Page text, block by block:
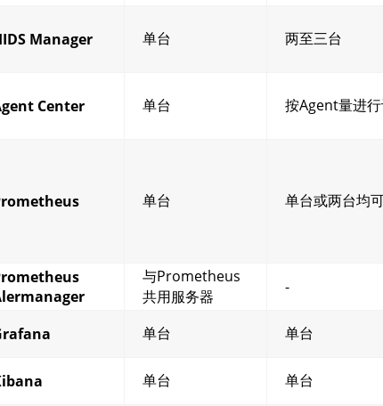
Manager 单台 两至三台
Center 单台 按Agent量进
单台 单台或两台均
与Prometheus
共用服务器
-
单台 单台
单台 单台